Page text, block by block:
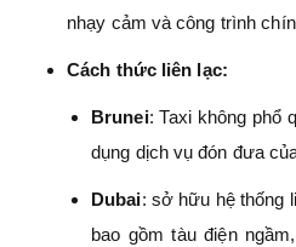
nhạy cảm và công trình
Cách thức liên lạc:
Brunei: Taxi không phổ
dụng dịch vụ đón đưa
Dubai: sở hữu hệ thống
bao gồm tàu điện